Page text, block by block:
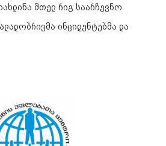
მთელ რიგ საარჩევნო
ინციდენტებმა და